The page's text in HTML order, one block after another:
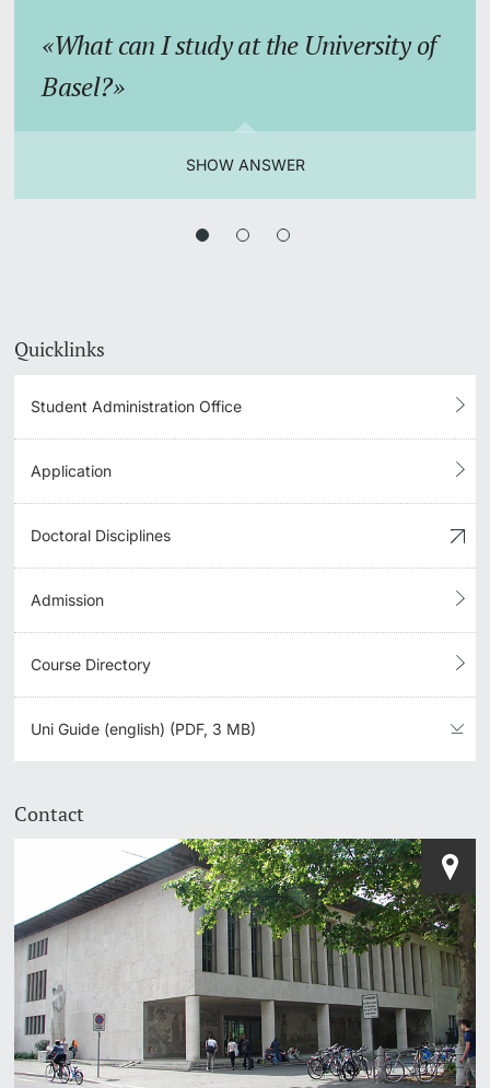
What can I study at the University of
Basel?
SHOW ANSWER
Quicklinks
Student Administration Office
Application
Doctoral Disciplines
Admission
Course Directory
Uni Guide (english) (PDF, 3 MB)
Contact